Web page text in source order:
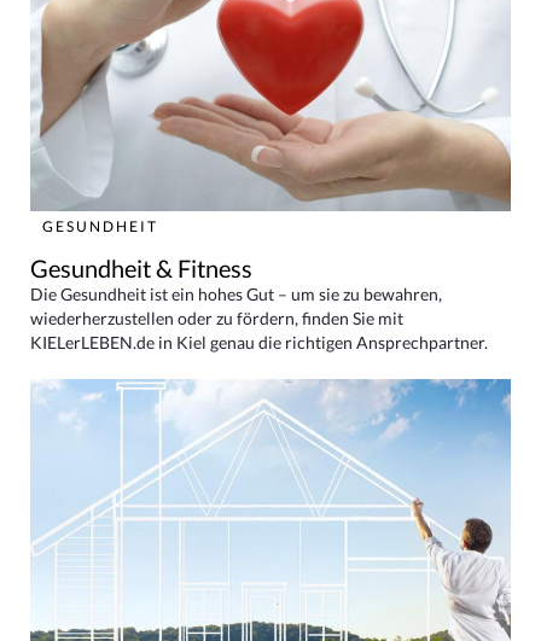
GESUNDHEIT
Gesundheit & Fitness
Die Gesundheit ist ein hohes Gut – um sie zu bewahren,
wiederherzustellen oder zu fördern, finden Sie mit
KIELerLEBEN.de in Kiel genau die richtigen Ansprechpartner.